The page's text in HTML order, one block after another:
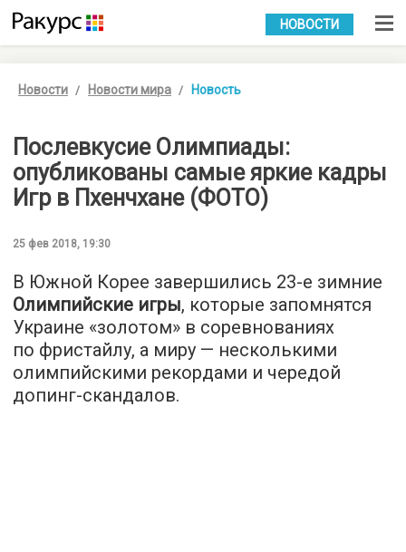
УКР РУС
НОВОСТИ
Новости Новости мира Новость
Послевкусие Олимпиады:
опубликованы самые яркие кадры
Игр в Пхенчхане (ФОТО)
25 фев 2018, 19:30
В Южной Корее завершились 23-е зимние
Олимпийские игры, которые запомнятся
Украине «золотом» в соревнованиях
по фристайлу, а миру — несколькими
олимпийскими рекордами и чередой
допинг-скандалов.